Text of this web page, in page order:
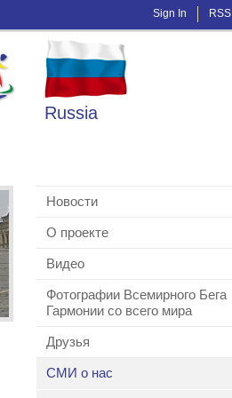
RSS
Sign In
Russia
Новости
О проекте
Видео
Фотографии Всемирного Бега
Гармонии со всего мира
Друзья
СМИ о нас